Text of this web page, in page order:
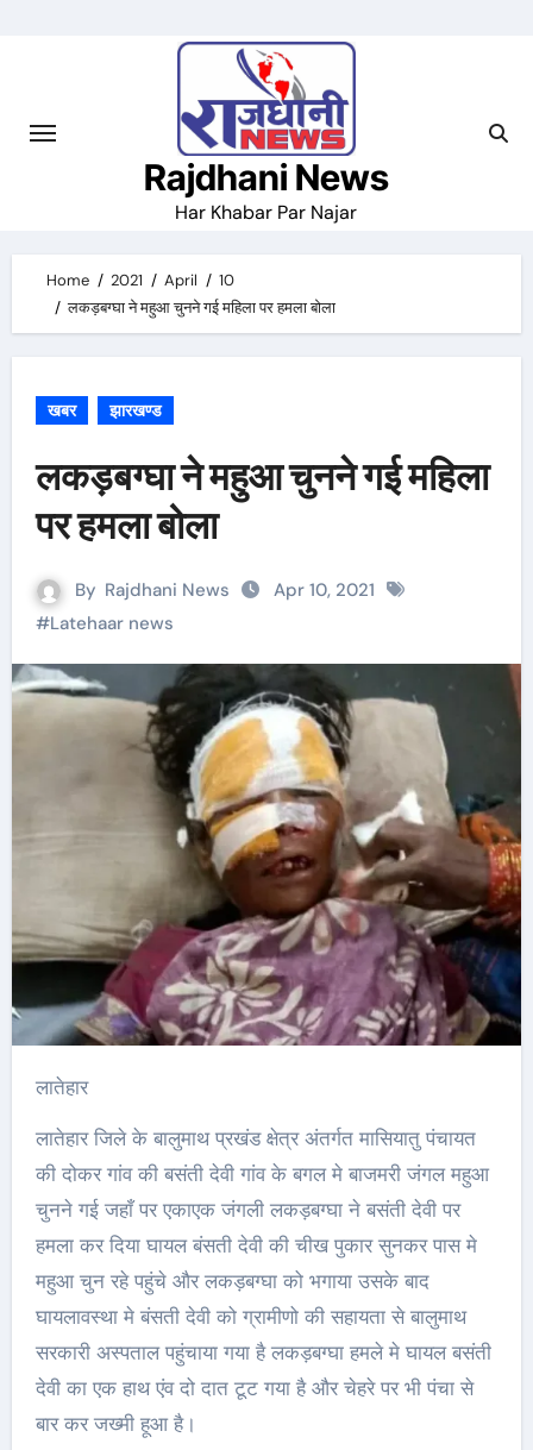
Rajdhani News
Har Khabar Par Najar
Home 2021 April
10
लकड़बग्घा ने महुआ चुनने गई महिला पर हमला बोला
खबर झारखण्ड
लकड़बग्घा ने महुआ चुनने गई महिला
पर हमला बोला
By Rajdhani News
Apr 10, 2021
#Latehaar news
लातेहार
लातेहार जिले के बालुमाथ प्रखंड क्षेत्र अंतर्गत मासियातु पंचायत
की दोकर गांव की बसंती देवी गांव के बगल मे बाजमरी जंगल महुआ
चुनने गई जहाँ पर एकाएक जंगली लकड़बग्घा ने बसंती देवी पर
हमला कर दिया घायल बंसती देवी की चीख पुकार सुनकर पास मे
महुआ चुन रहे पहुंचे और लकड़बग्घा को भगाया उसके बाद
घायलावस्था मे बंसती देवी को ग्रामीणो की सहायता से बालुमाथ
सरकारी अस्पताल पहुंचाया गया है लकड़बग्घा हमले मे घायल बसंती
देवी का एक हाथ एंव दो दात टूट गया है और चेहरे पर भी पंचा से
बार कर जख्मी हूआ है।